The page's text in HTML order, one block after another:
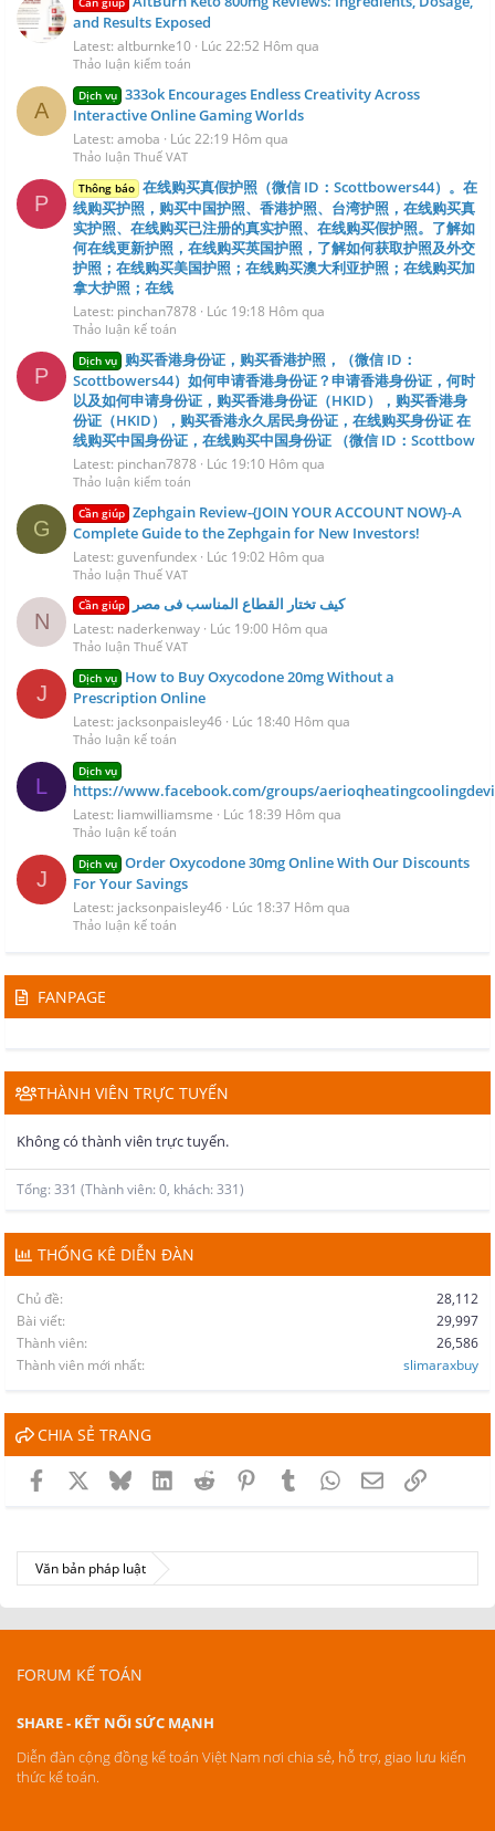
and Results Exposed
Latest: altburnke10 Lúc 22:52 Hôm qua
Thảo luận kiểm toán
A
Dịch vụ 333ok Encourages Endless Creativity Across
Interactive Online Gaming Worlds
Latest: amoba Lúc 22:19 Hôm qua
Thảo luận Thuế VAT
P
Thông báo 在线购买真假护照（微信 ID：Scottbowers44）。在
线购买护照，购买中国护照、香港护照、台湾护照，在线购买真
实护照、在线购买已注册的真实护照、在线购买假护照。了解如
何在线更新护照，在线购买英国护照，了解如何获取护照及外交
护照；在线购买美国护照；在线购买澳大利亚护照；在线购买加
拿大护照；在线
Latest: pinchan7878 Lúc 19:18 Hôm qua
Thảo luận kế toán
P
Dịch vụ 购买香港身份证，购买香港护照，（微信 ID：
Scottbowers44）如何申请香港身份证？申请香港身份证，何时
以及如何申请身份证，购买香港身份证（HKID），购买香港身
份证（HKID），购买香港永久居民身份证，在线购买身份证 在
线购买中国身份证，在线购买中国身份证 （微信 ID：Scottbow
Latest: pinchan7878 Lúc 19:10 Hôm qua
Thảo luận kiểm toán
G
Cần giúp Zephgain Review-{JOIN YOUR ACCOUNT NOW}-A
Complete Guide to the Zephgain for New Investors!
Latest: guvenfundex Lúc 19:02 Hôm qua
Thảo luận Thuế VAT
N
Cần giúp كيف تختار القطاع المناسب فى مصر
Latest: naderkenway Lúc 19:00 Hôm qua
Thảo luận Thuế VAT
J
Dịch vụ How to Buy Oxycodone 20mg Without a
Prescription Online
Latest: jacksonpaisley46 Lúc 18:40 Hôm qua
Thảo luận kế toán
L
Dịch vụ
https://www.facebook.com/groups/
Latest: liamwilliamsme Lúc 18:39 Hôm qua
Thảo luận kế toán
J
Dịch vụ Order Oxycodone 30mg Online With Our Discounts
For Your Savings
Latest: jacksonpaisley46 Lúc 18:37 Hôm qua
Thảo luận kế toán
FANPAGE
THÀNH VIÊN TRỰC TUYẾN
Không có thành viên trực tuyến.
Tổng: 331 (Thành viên: 0, khách: 331)
THỐNG KÊ DIỄN ĐÀN
Chủ đề
28,112
Bài viết
29,997
Thành viên
26,586
Thành viên mới nhất
slimaraxbuy
CHIA SẺ TRANG
Facebook BlueskyLinkedInReddit PinterestTumblrWhatsApp
EmailLink
Văn bản pháp luật
FORUM KẾ TOÁN
SHARE - KẾT NỐI SỨC MẠNH
Diễn đàn cộng đồng kế toán Việt Nam nơi chia sẻ, hỗ trợ, giao lưu kiến
thức kế toán.